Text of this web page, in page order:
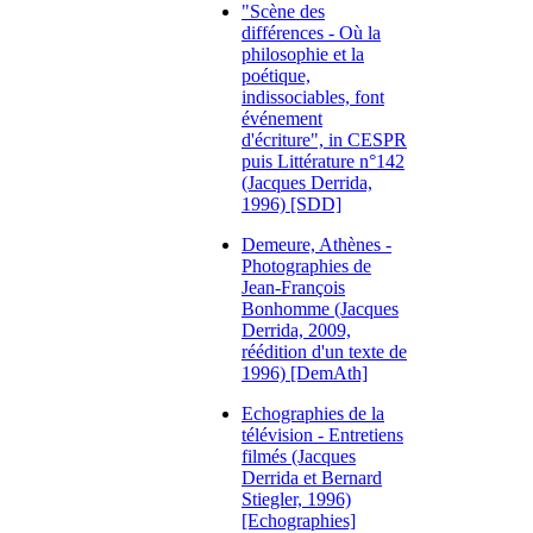
"Scène des
différences - Où la
philosophie et la
poétique,
indissociables, font
événement
d'écriture", in CESPR
puis Littérature n°142
(Jacques Derrida,
1996) [SDD]
Demeure, Athènes -
Photographies de
Jean-François
Bonhomme (Jacques
Derrida, 2009,
réédition d'un texte de
1996) [DemAth]
Echographies de la
télévision - Entretiens
filmés (Jacques
Derrida et Bernard
Stiegler, 1996)
[Echographies]